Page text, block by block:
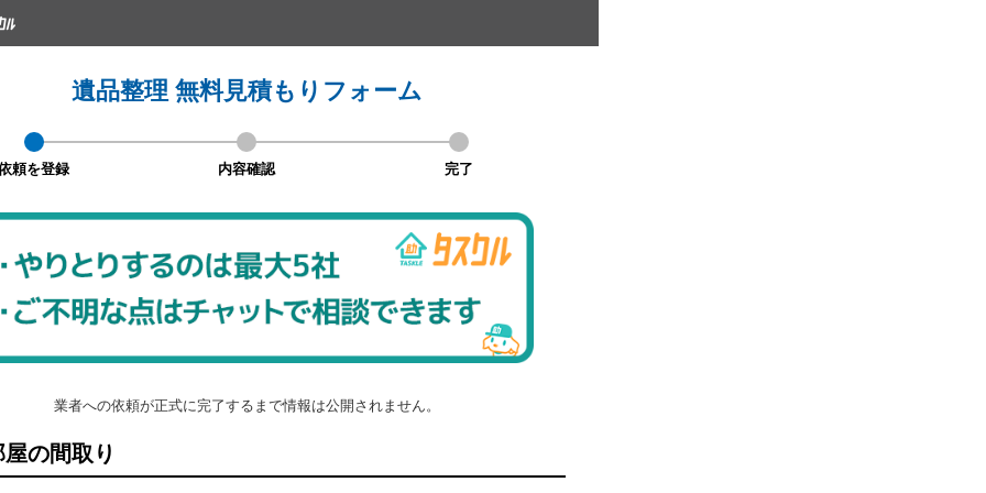
遺品整理 無料見積もりフォーム
頼を登録 内容確認 完了
業者への依頼が正式に完了するまで情報は公開されません。
の間取り